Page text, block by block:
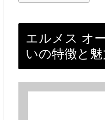
エルメス オ
いの特徴と魅